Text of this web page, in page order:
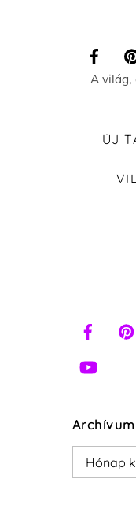
A világ,
ÚJ
Archívum
Archívum